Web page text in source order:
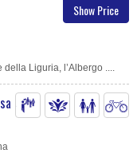
Show Price
Liguria, l’Albergo ....